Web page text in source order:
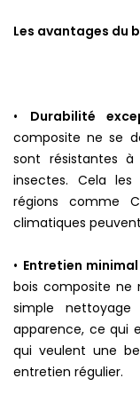
Les avantages du
• Durabilité
composite ne se
sont résistantes à
insectes. Cela
régions comme
climatiques
• Entretien minimal
bois composite ne
simple
apparence, ce qui
qui veulent une
entretien régulier.